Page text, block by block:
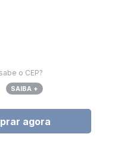
o CEP?
SAIBA +
agora